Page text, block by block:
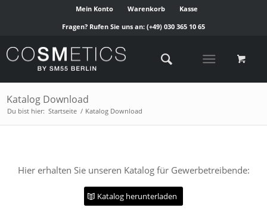
Mein Konto Warenkorb
Kasse
Fragen? Rufen Sie uns an: (+49) 030 365 10 65
Katalog Download
Du bist hier: Startseite / Katalog Download
Hier erhalten Sie unseren Katalog für Gewerbetreibende:
Katalog herunterladen